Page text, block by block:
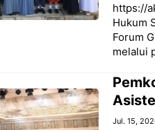
https://
Hukum
Forum
melalui
Jul. 15,